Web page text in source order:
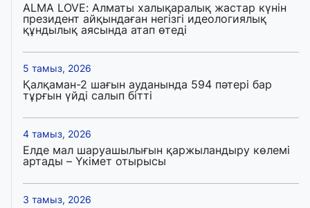
ALMA LOVE: Алматы халықаралық жастар күнін
президент айқындаған негізгі идеологиялық
құндылық аясында атап өтеді
5 тамыз, 2026
Қалқаман-2 шағын ауданында 594 пәтері бар
тұрғын үйді салып бітті
4 тамыз, 2026
Елде мал шаруашылығын қаржыландыру көлемі
артады – Үкімет отырысы
3 тамыз, 2026